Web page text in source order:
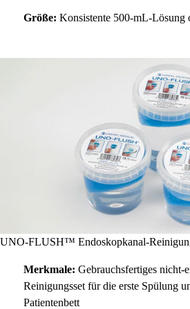
Größe: Konsistente 500-mL-Lösung
UNO-FLUSH™ Endoskopkanal-
Merkmale: Gebrauchsfertiges nicht-
Reinigungsset für die erste Spülung
Patientenbett